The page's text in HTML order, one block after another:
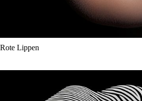
Rote Lippen